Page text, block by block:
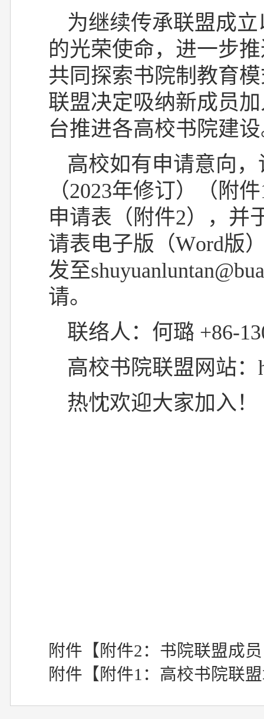
为继续传承联盟成
的光荣使命，进一步
共同探索书院制教育
联盟决定吸纳新成员
台推进各高校书院建
高校如有申请意向
（2023年修订）（附件
申请表（附件2），并
请表电子版（Word版
发至
请。
联络人： 何璐 +86-
高校书院联盟网站：
热忱欢迎大家加入！
附件【 附件2：书院联盟成
附件【 附件1：高校书院联